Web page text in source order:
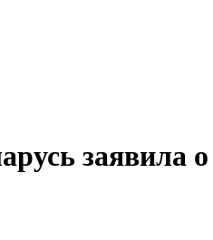
заявила